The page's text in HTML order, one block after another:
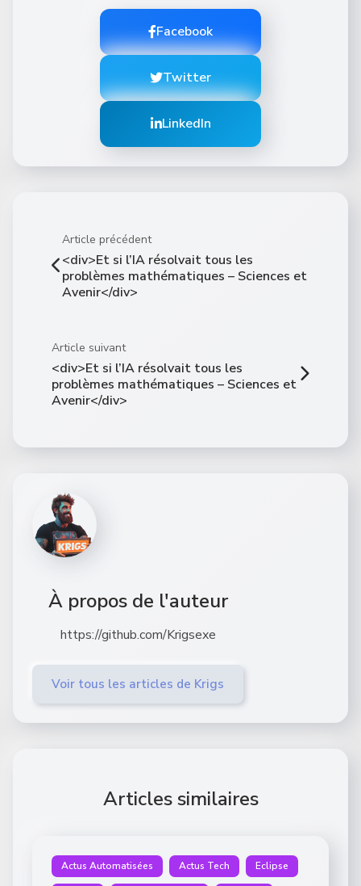
Facebook
Twitter
LinkedIn
Article précédent
<div>Et si l’IA résolvait tous les
problèmes mathématiques – Sciences et
Avenir</div>
Article suivant
<div>Et si l’IA résolvait tous les
problèmes mathématiques – Sciences et
Avenir</div>
À propos de l'auteur
https://github.com/Krigsexe
Voir tous les articles de Krigs
Articles similaires
Actus Automatisées Actus Tech Eclipse